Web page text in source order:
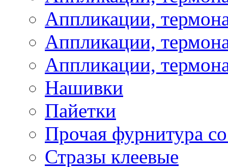
Аппликации,
Аппликации,
Аппликации,
Нашивки
Пайетки
Прочая фурнитура
Стразы клеевые